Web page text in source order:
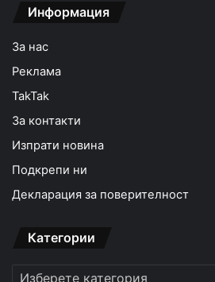
Информация
За нас
Реклама
TakTak
За контакти
Изпрати новина
Подкрепи ни
Декларация за поверителност
Категории
Категории